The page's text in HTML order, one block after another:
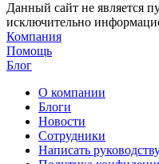
Данный сайт не является
исключительно
Компания
Помощь
Блог
О компании
Блоги
Новости
Сотрудники
Написать